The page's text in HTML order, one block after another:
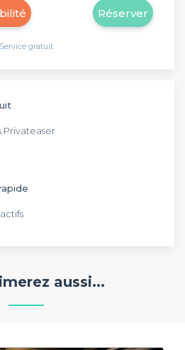
Réserver
Service gratuit
Privateaser
aussi...